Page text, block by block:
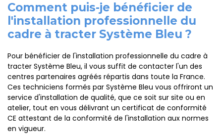
Comment puis-je bénéficier de
l'installation professionnelle du
cadre à tracter Système Bleu ?
Pour bénéficier de l'installation professionnelle du cadre à
tracter Système Bleu, il vous suffit de contacter l'un des
centres partenaires agréés répartis dans toute la France.
Ces techniciens formés par Système Bleu vous offriront un
service d'installation de qualité, que ce soit sur site ou en
atelier, tout en vous délivrant un certificat de conformité
CE attestant de la conformité de l'installation aux normes
en vigueur.